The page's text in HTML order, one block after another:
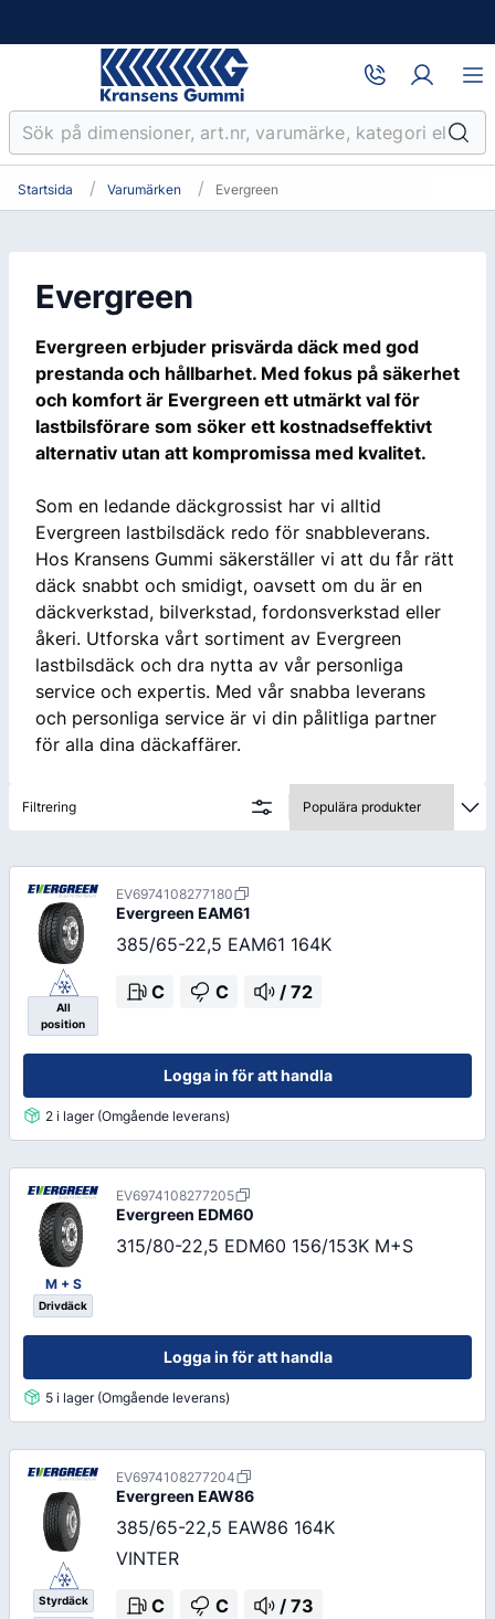
Startsida Varumärken Evergreen
Evergreen
Evergreen erbjuder prisvärda däck med god
prestanda och hållbarhet. Med fokus på säkerhet
och komfort är Evergreen ett utmärkt val för
lastbilsförare som söker ett kostnadseffektivt
alternativ utan att kompromissa med kvalitet.
Som en ledande däckgrossist har vi alltid
Evergreen lastbilsdäck redo för snabbleverans.
Hos Kransens Gummi säkerställer vi att du får rätt
däck snabbt och smidigt, oavsett om du är en
däckverkstad, bilverkstad, fordonsverkstad eller
åkeri. Utforska vårt sortiment av Evergreen
lastbilsdäck och dra nytta av vår personliga
service och expertis. Med vår snabba leverans
och personliga service är vi din pålitliga partner
för alla dina däckaffärer.
Filtrering
All
position
EV6974108277180
Evergreen EAM61
385/65-22,5 EAM61 164K
C C / 72
Logga in för att handla
2 i lager (Omgående leverans)
M + S
Drivdäck
EV6974108277205
Evergreen EDM60
315/80-22,5 EDM60 156/153K M+S
Logga in för att handla
5 i lager (Omgående leverans)
Styrdäck
EV6974108277204
Evergreen EAW86
385/65-22,5 EAW86 164K
VINTER
C C / 73